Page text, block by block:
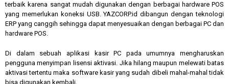
terbaik karena sangat mudah digunakan dengan berbagai hardware POS
yang memerlukan koneksi USB. YAZCORP.id dibangun dengan teknologi
ERP yang canggih sehingga dapat menyesuaikan dengan berbagai PC dan
hardware POS.
Di dalam sebuah aplikasi kasir PC pada umumnya mengharuskan
pengguna menyimpan lisensi aktivasi. Jika hilang maupun melewati batas
aktivasi tertentu maka software kasir yang sudah dibeli mahal-mahal tidak
bisa digunakan kembali.